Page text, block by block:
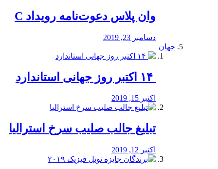
وان پلاس دعوت‌نامه رویداد C
دسامبر 23, 2019
جهان
اکتبر 15, 2019
تبلیغ جالب صلیب سرخ استرالیا
اکتبر 12, 2019